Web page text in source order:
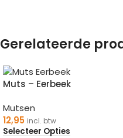
Gerelateerde
Muts – Eerbeek
Mutsen
12,95 incl. btw
Selecteer Opties